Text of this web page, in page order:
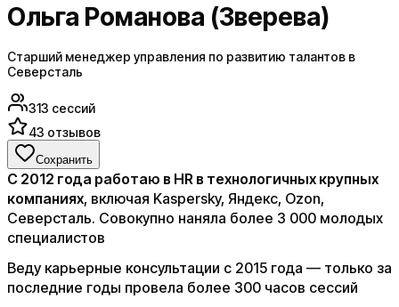
Ольга Романова (Зверева)
Старший менеджер управления по развитию талантов в
Северсталь
313 сессий
43 отзывов
Сохранить
С 2012 года работаю в HR в технологичных крупных
компаниях, включая Kaspersky, Яндекс, Ozon,
Северсталь. Совокупно наняла более 3 000 молодых
специалистов
Веду карьерные консультации с 2015 года — только за
последние годы провела более 300 часов сессий